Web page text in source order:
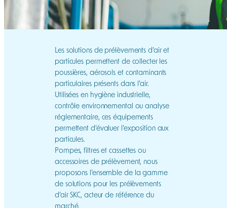
Les solutions de prélèvements d’air et
particules permettent de collecter les
poussières, aérosols et contaminants
particulaires présents dans l’air.
Utilisées en hygiène industrielle,
contrôle environnemental ou analyse
réglementaire, ces équipements
permettent d’évaluer l’exposition aux
particules.
Pompes, filtres et cassettes ou
accessoires de prélèvement, nous
proposons l’ensemble de la gamme
de solutions pour les prélèvements
d’air SKC, acteur de référence du
marché.